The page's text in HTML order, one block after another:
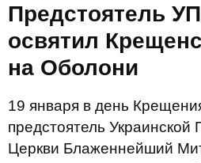
Предстоятель
освятил
на Оболони
19 января в день
предстоятель Украинской
Церкви Блаженнейший